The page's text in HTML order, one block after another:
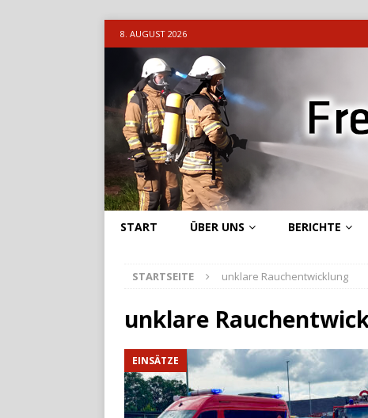
8. AUGUST 2026
START ÜBER UNS BERICHTE
STARTSEITE unklare Rauchentwicklung
unklare
EINSÄTZE